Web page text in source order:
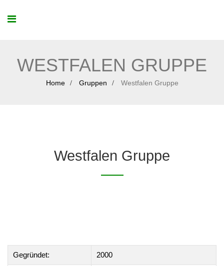
WESTFALEN GRUPPE
Home Gruppen Westfalen Gruppe
Westfalen Gruppe
Gegründet: 2000